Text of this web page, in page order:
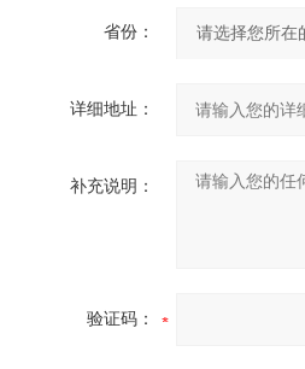
省份：
详细地址：
补充说明：
验证码：